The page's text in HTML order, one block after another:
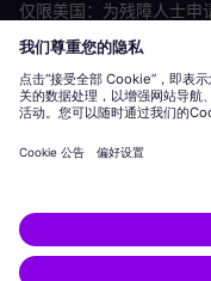
仅限美国：为残障人士申
劳工情况申请
Siemens Energy 是由